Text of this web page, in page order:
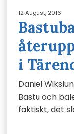
12 August, 2016
i
Daniel
Bastu och
faktiskt, det